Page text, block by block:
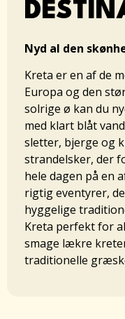
Nyd al den
Kreta er en af de
Europa og den
solrige ø kan du
med klart blåt
sletter, bjerge og
strandelsker, der
hele dagen på en
rigtig eventyrer,
hyggelige
Kreta perfekt for
smage lækre
traditionelle